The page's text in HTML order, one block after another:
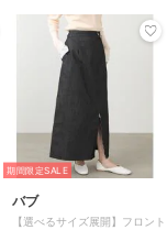
期間限定SALE
バブ
【選べるサイズ展開】フロント